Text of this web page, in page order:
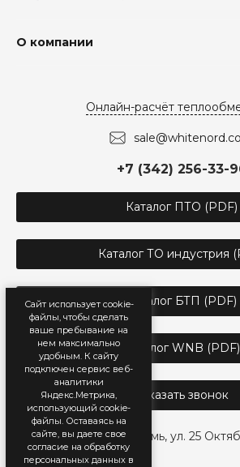
Сайт использует cookie-
файлы, чтобы сделать
ваше пребывание на
нем максимально
удобным. К cайту
подключен сервис веб-
аналитики
Яндекс.Метрика,
использующий cookie-
файлы. Оставаясь на
сайте, вы даете свое
согласие на обработку
персональных данных в
О компании
Онлайн-расчёт
+7 (342) 256-33-
г. Пермь, ул. 25
Каталог ПТО (PDF)
Каталог ТО индустрия
Каталог БТП (PDF)
Каталог WNB (PDF)
Заказать звонок